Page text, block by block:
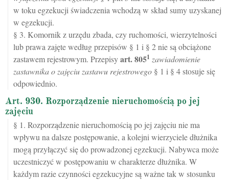
w toku egzekucji świadczenia wchodzą w skład sumy uzyskanej
w egzekucji.
§ 3. Komornik z urzędu zbada, czy ruchomości, wierzytelności
lub prawa zajęte według przepisów § 1 i § 2 nie są obciążone
zastawem rejestrowym. Przepisyart.8051 zawiadomienie
zastawnika o zajęciu zastawu rejestrowego § 1 i § 4 stosuje się
odpowiednio.
Art. 930. Rozporządzenie nieruchomością po jej
zajęciu
§ 1. Rozporządzenie nieruchomością po jej zajęciu nie ma
wpływu na dalsze postępowanie, a kolejni wierzyciele dłużnika
mogą przyłączyć się do prowadzonej egzekucji. Nabywca może
uczestniczyć w postępowaniu w charakterze dłużnika. W
każdym razie czynności egzekucyjne są ważne tak w stosunku